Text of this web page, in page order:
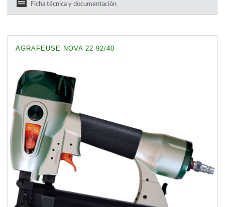
Ficha técnica y documentación
AGRAFEUSE NOVA 22 92/40